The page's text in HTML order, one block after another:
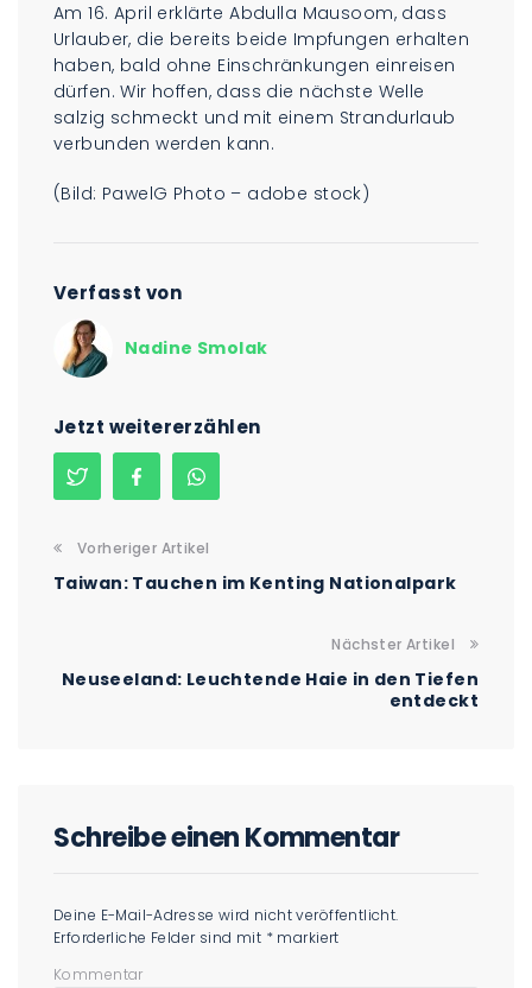
Am 16. April erklärte Abdulla Mausoom, dass
Urlauber, die bereits beide Impfungen erhalten
haben, bald ohne Einschränkungen einreisen
dürfen. Wir hoffen, dass die nächste Welle
salzig schmeckt und mit einem Strandurlaub
verbunden werden kann.
(Bild: PawelG Photo – adobe stock)
Verfasst von
Nadine Smolak
Jetzt weitererzählen
Vorheriger Artikel
Taiwan: Tauchen im Kenting Nationalpark
Nächster Artikel
Neuseeland: Leuchtende Haie in den Tiefen
entdeckt
Schreibe einen Kommentar
Deine E-Mail-Adresse wird nicht veröffentlicht.
Erforderliche Felder sind mit * markiert
Kommentar